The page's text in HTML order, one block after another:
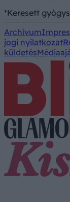
*Keresett
Archívum
jogi nyilatkozat
küldetés